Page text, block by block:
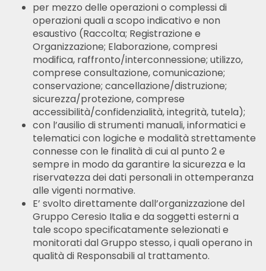
per mezzo delle operazioni o complessi di
operazioni quali a scopo indicativo e non
esaustivo (Raccolta; Registrazione e
Organizzazione; Elaborazione, compresi
modifica, raffronto/interconnessione; utilizzo,
comprese consultazione, comunicazione;
conservazione; cancellazione/distruzione;
sicurezza/protezione, comprese
accessibilità/confidenzialità, integrità, tutela);
con l’ausilio di strumenti manuali, informatici e
telematici con logiche e modalità strettamente
connesse con le finalità di cui al punto 2 e
sempre in modo da garantire la sicurezza e la
riservatezza dei dati personali in ottemperanza
alle vigenti normative.
E’ svolto direttamente dall’organizzazione del
Gruppo Ceresio Italia e da soggetti esterni a
tale scopo specificatamente selezionati e
monitorati dal Gruppo stesso, i quali operano in
qualità di Responsabili al trattamento.